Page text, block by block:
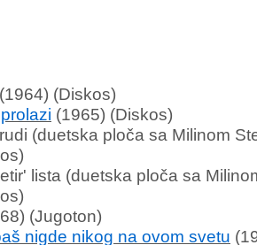
(1964) (Diskos)
(1965) (Diskos)
(duetska ploča sa Milinom
lista (duetska ploča sa
(Jugoton)
nigde nikog na ovom svetu